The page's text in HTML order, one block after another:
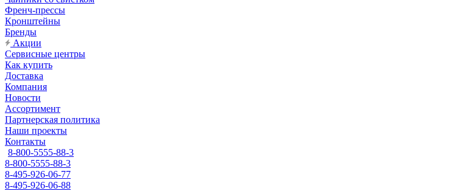
Френч-прессы
Кронштейны
Бренды
Акции
Сервисные центры
Как купить
Доставка
Компания
Новости
Ассортимент
Партнерская политика
Наши проекты
Контакты
8-800-5555-88-3
8-800-5555-88-3
8-495-926-06-77
8-495-926-06-88